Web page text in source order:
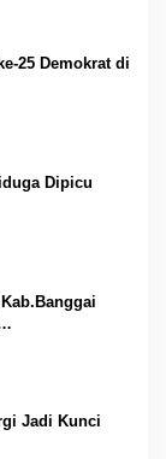
25 Demokrat di
Dipicu
Jadi Kunci